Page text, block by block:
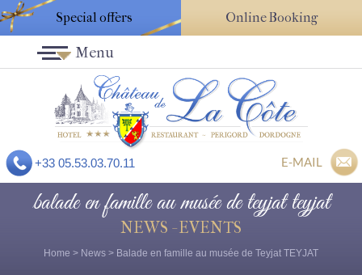
Special offers Online Booking
+33 05.53.03.70.11 E-MAIL
Menu
balade en famille au musée de teyjat teyjat
NEWS - EVENTS
Home > News > Balade en famille au musée de Teyjat TEYJAT